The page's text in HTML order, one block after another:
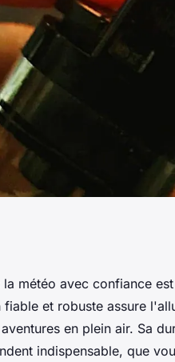
météo avec confiance
et robuste assure
en plein air. Sa
indispensable, que